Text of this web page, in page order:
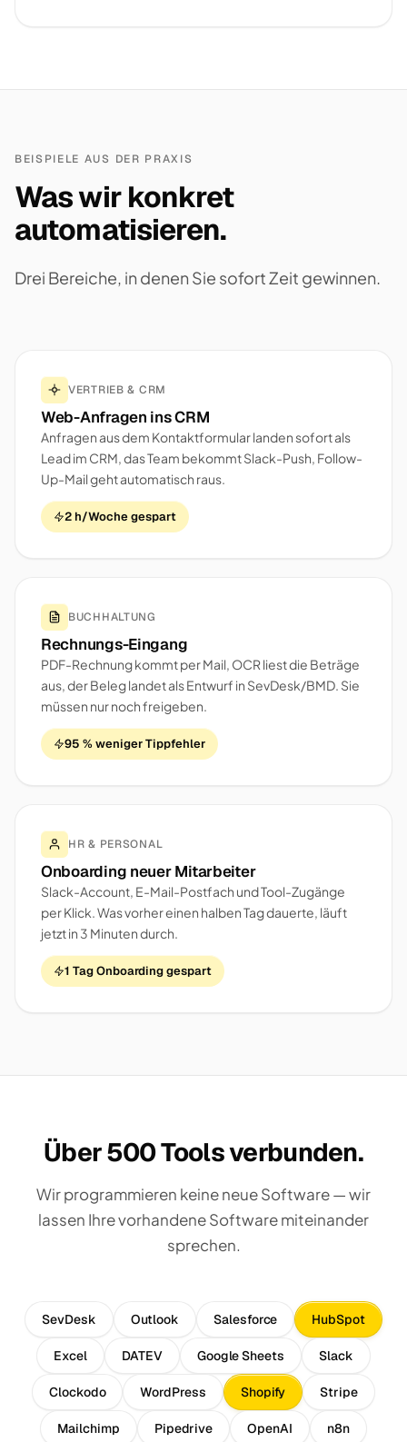
BEISPIELE AUS DER PRAXIS
Was wir konkret
automatisieren.
Drei Bereiche, in denen Sie sofort Zeit gewinnen.
VERTRIEB & CRM
Web-Anfragen ins CRM
Anfragen aus dem Kontaktformular landen sofort als
Lead im CRM, das Team bekommt Slack-Push, Follow-
Up-Mail geht automatisch raus.
2 h/Woche gespart
BUCHHALTUNG
Rechnungs-Eingang
PDF-Rechnung kommt per Mail, OCR liest die Beträge
aus, der Beleg landet als Entwurf in SevDesk/BMD. Sie
müssen nur noch freigeben.
95 % weniger Tippfehler
HR & PERSONAL
Onboarding neuer Mitarbeiter
Slack-Account, E-Mail-Postfach und Tool-Zugänge
per Klick. Was vorher einen halben Tag dauerte, läuft
jetzt in 3 Minuten durch.
1 Tag Onboarding gespart
Über 500 Tools verbunden.
Wir programmieren keine neue Software — wir
lassen Ihre vorhandene Software miteinander
sprechen.
SevDesk Outlook Salesforce HubSpot
Excel DATEV Google Sheets Slack
Clockodo WordPress Shopify Stripe
Mailchimp Pipedrive OpenAI n8n